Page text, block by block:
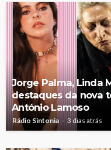
Jorge Palma, Linda
destaques da nova
António Lamoso
Rádio Sintonia 3 dias atrás